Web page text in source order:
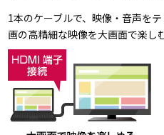
1本のケーブルで、映像・音声を
画の高精細な映像を大画面で楽し